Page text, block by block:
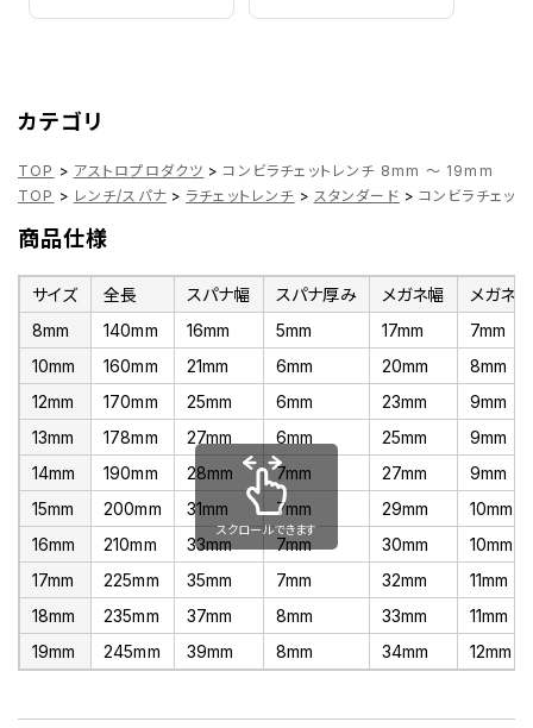
カテゴリ
TOP > アストロプロダクツ > コンビラチェットレンチ 8mm ～ 19mm
TOP > レンチ/スパナ > ラチェットレンチ > スタンダード > コンビラチェッ
商品仕様
サイズ 全長 スパナ幅 スパナ厚み メガネ幅
メガネ
8mm
140mm 16mm 5mm 17mm
7mm
10mm
160mm 21mm 6mm 20mm
8mm
12mm
170mm 25mm 6mm 23mm
9mm
13mm
178mm 27mm 6mm 25mm
9mm
14mm
190mm 28mm 7mm 27mm
9mm
15mm
200mm 31mm 7mm 29mm
10mm
16mm
210mm 33mm 7mm 30mm
10mm
17mm
225mm 35mm 7mm 32mm
11mm
18mm
235mm 37mm 8mm 33mm
11mm
19mm
245mm 39mm 8mm 34mm 12mm
スクロールできます